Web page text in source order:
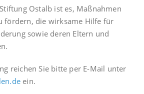
Ostalb ist es, Maßnahmen
fördern, die wirksame Hilfe für
sowie deren Eltern und
reichen Sie bitte per E-Mail unter
ein.